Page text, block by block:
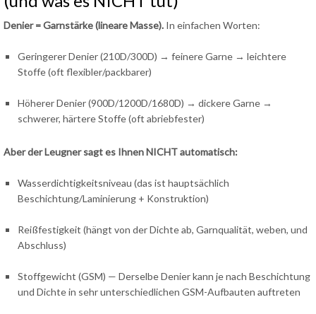
Denier = Garnstärke (lineare Masse). In einfachen Worten:
Geringerer Denier (210D/300D) → feinere Garne → leichtere
Stoffe (oft flexibler/packbarer)
Höherer Denier (900D/1200D/1680D) → dickere Garne →
schwerer, härtere Stoffe (oft abriebfester)
Aber der Leugner sagt es Ihnen NICHT automatisch:
Wasserdichtigkeitsniveau (das ist hauptsächlich
Beschichtung/Laminierung + Konstruktion)
Reißfestigkeit (hängt von der Dichte ab, Garnqualität, weben, und
Abschluss)
Stoffgewicht (GSM) — Derselbe Denier kann je nach Beschichtung
und Dichte in sehr unterschiedlichen GSM-Aufbauten auftreten